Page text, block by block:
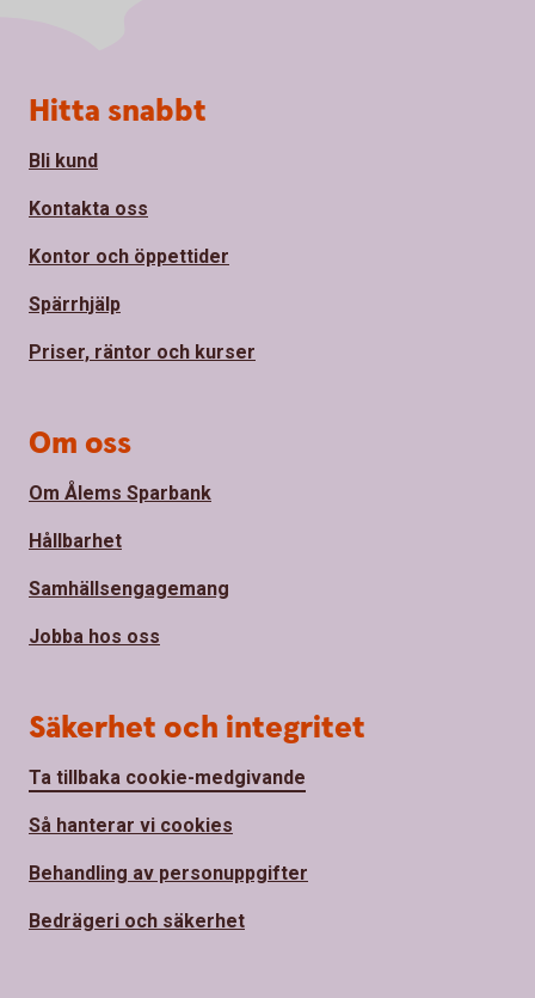
Sidfot
Hitta snabbt
Bli kund
Kontakta oss
Kontor och öppettider
Spärrhjälp
Priser, räntor och kurser
Om oss
Om Ålems Sparbank
Hållbarhet
Samhällsengagemang
Jobba hos oss
Säkerhet och integritet
Ta tillbaka cookie-medgivande
Så hanterar vi cookies
Behandling av personuppgifter
Bedrägeri och säkerhet